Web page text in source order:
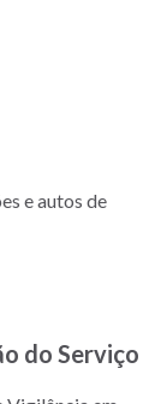
e autos de
do Serviço